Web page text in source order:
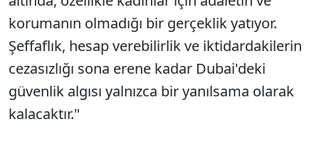
korumanın olmadığı bir gerçeklik yatıyor.
Şeffaflık, hesap verebilirlik ve iktidardakilerin
cezasızlığı sona erene kadar Dubai'deki
güvenlik algısı yalnızca bir yanılsama olarak
kalacaktır."